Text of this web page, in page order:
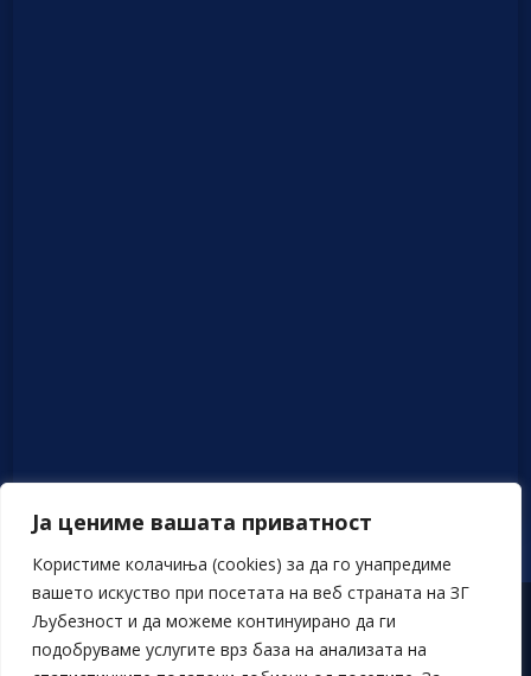
Ја цениме вашата приватност
Користиме колачиња (cookies) за да го унапредиме
вашето искуство при посетата на веб страната на ЗГ
Љубезност и да можеме континуирано да ги
подобруваме услугите врз база на анализата на
Политика на приватност